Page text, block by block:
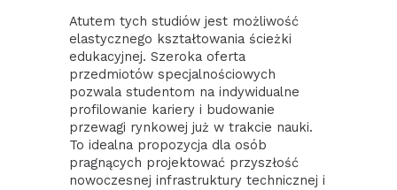
Atutem tych studiów jest możliwość
elastycznego kształtowania ścieżki
edukacyjnej. Szeroka oferta
przedmiotów specjalnościowych
pozwala studentom na indywidualne
profilowanie kariery i budowanie
przewagi rynkowej już w trakcie nauki.
To idealna propozycja dla osób
pragnących projektować przyszłość
nowoczesnej infrastruktury technicznej i